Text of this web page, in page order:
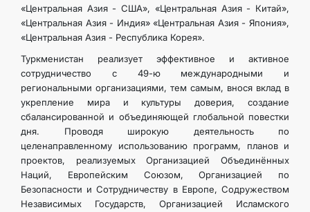
«Центральная Азия - США», «Центральная Азия - Китай»,
«Центральная Азия - Индия» «Центральная Азия - Япония»,
«Центральная Азия - Республика Корея».
Туркменистан реализует эффективное и активное
сотрудничество с 49-ю международными и
региональными организациями, тем самым, внося вклад в
укрепление мира и культуры доверия, создание
сбалансированной и объединяющей глобальной повестки
дня. Проводя широкую деятельность по
целенаправленному использованию программ, планов и
проектов, реализуемых Организацией Объединённых
Наций, Европейским Союзом, Организацией по
Безопасности и Сотрудничеству в Европе, Содружеством
Независимых Государств, Организацией Исламского